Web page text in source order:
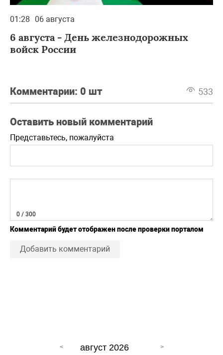
01:28 06 августа
6 августа - День железнодорожных
войск России
Комментарии: 0 шт 533
Оставить новый комментарий
Представьтесь, пожалуйста
0 / 300
Комментарий будет отображен после проверки порталом
Добавить комментарий
август 2026